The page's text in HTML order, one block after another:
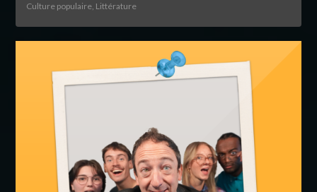
Culture populaire, Littérature